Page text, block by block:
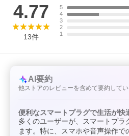
4.77
13件
5
4
3
2
1
AI要約
他ストアのレビューを含めて要約して
便利なスマートプラグで生活が快
多くのユーザーが、スマートプラ
ます。特に、スマホや音声操作で